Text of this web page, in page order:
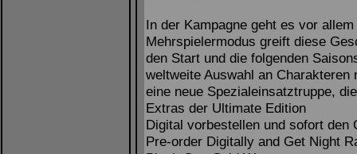
In der Kampagne geht es vor
Mehrspielermodus greift diese
den Start und die folgenden
weltweite Auswahl an
eine neue Spezialeinsatztruppe,
Extras der Ultimate Edition
Digital vorbestellen und sofort den
Pre-order Digitally and Get Night